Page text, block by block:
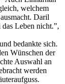
welchem
Daril
Leben nicht.”,
bedankte sich.
Wünschen der
Auswahl an
werden